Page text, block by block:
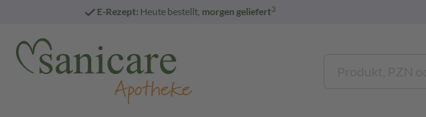
E-Rezept: Heute bestellt, morgen geliefert3